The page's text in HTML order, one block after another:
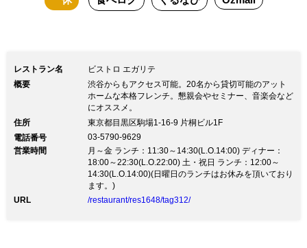
レストラン名
ビストロ エガリテ
概要
渋谷からもアクセス可能。20名から貸切可能のアット
ホームな本格フレンチ。懇親会やセミナー、音楽会など
にオススメ。
住所
東京都目黒区駒場1-16-9 片桐ビル1F
電話番号
03-5790-9629
営業時間
月～金 ランチ：11:30～14:30(L.O.14:00) ディナー：
18:00～22:30(L.O.22:00) 土・祝日 ランチ：12:00～
14:30(L.O.14:00)(日曜日のランチはお休みを頂いており
ます。)
URL
/restaurant/res1648/tag312/